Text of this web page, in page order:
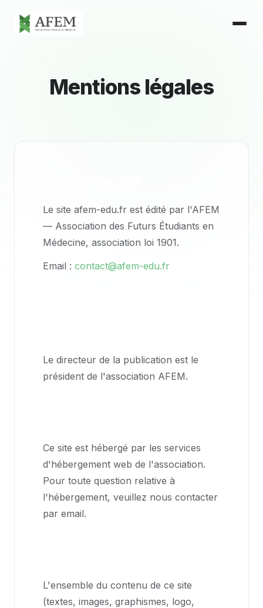
Mentions légales
Le site afem-edu.fr est édité par l'AFEM
— Association des Futurs Étudiants en
Médecine, association loi 1901.
Email : contact@afem-edu.fr
Le directeur de la publication est le
président de l'association AFEM.
Ce site est hébergé par les services
d'hébergement web de l'association.
Pour toute question relative à
l'hébergement, veuillez nous contacter
par email.
L'ensemble du contenu de ce site
(textes, images, graphismes, logo,